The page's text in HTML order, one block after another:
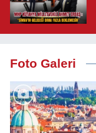
Foto Galeri